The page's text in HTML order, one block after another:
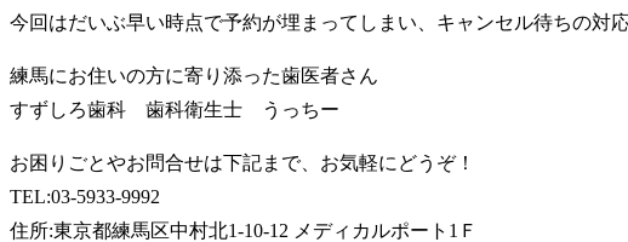
今回はだいぶ早い時点で予約が埋まってしまい、キャンセル待ちの
練馬にお住いの方に寄り添った歯医者さん
すずしろ歯科 歯科衛生士 うっちー
お困りごとやお問合せは下記まで、お気軽にどうぞ！
TEL:03-5933-9992
住所:東京都練馬区中村北1-10-12 メディカルポート1Ｆ